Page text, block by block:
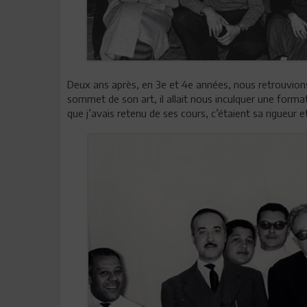
Deux ans après, en 3e et 4e années, nous
sommet de son art, il allait nous inculquer une
que j’avais retenu de ses cours, c’étaient sa rigueur